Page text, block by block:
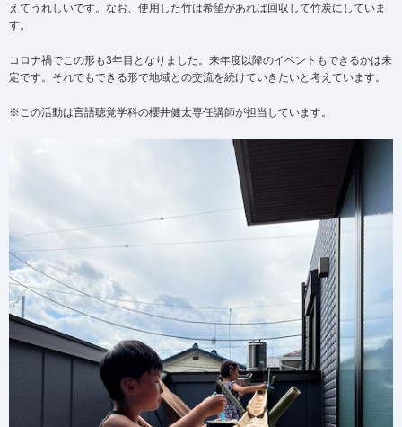
えてうれしいです。なお、使用した竹は希望があれば回収して竹炭にしていま
す。
コロナ禍でこの形も3年目となりました。来年度以降のイベントもできるかは未
定です。それでもできる形で地域との交流を続けていきたいと考えています。
※この活動は言語聴覚学科の櫻井健太専任講師が担当しています。